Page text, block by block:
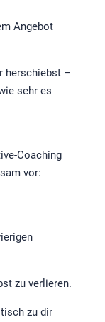
Angebot
herschiebst –
sehr es
Coaching
vor:
zu verlieren.
zu dir